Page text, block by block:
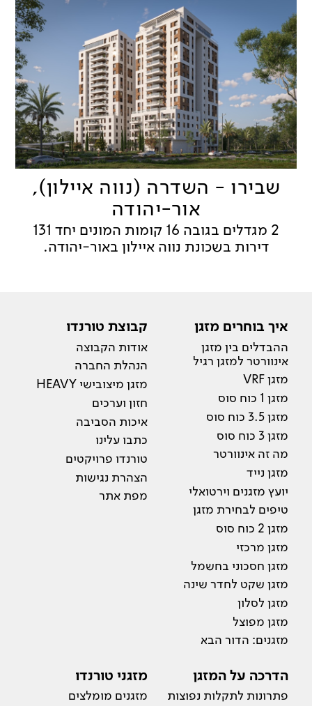
שבירו - השדרה (נווה איילון),
אור-יהודה
2 מגדלים בגובה 16 קומות המונים יחד 131
דירות בשכונת נווה איילון באור-יהודה.
איך בוחרים מזגן
ההבדלים בין מזגן
אינוורטר למזגן רגיל
מזגן VRF
מזגן 1 כוח סוס
מזגן 3.5 כוח סוס
מזגן 3 כוח סוס
מה זה אינוורטר
מזגן נייד
יועץ מזגנים וירטואלי
טיפים לבחירת מזגן
מזגן 2 כוח סוס
מזגן מרכזי
מזגן חסכוני בחשמל
מזגן שקט לחדר שינה
מזגן לסלון
מזגן מפוצל
מזגנים: הדור הבא
קבוצת טורנדו
אודות הקבוצה
הנהלת החברה
מזגן מיצובישי HEAVY
חזון וערכים
איכות הסביבה
כתבו עלינו
טורנדו פרויקטים
הצהרת נגישות
מפת אתר
הדרכה על המזגן
פתרונות לתקלות נפוצות
מזגני טורנדו
מזגנים מומלצים